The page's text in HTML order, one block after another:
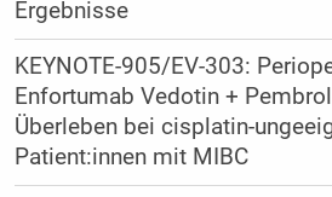
Ergebnisse
KEYNOTE-905/EV-303:
Enfortumab Vedotin +
Überleben bei cisplatin-
Patient:innen mit MIBC